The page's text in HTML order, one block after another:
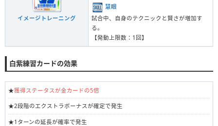
イメージトレーニング
慧眼
試合中、自身のテクニックと賢さが増加す
る。
【発動上限数：1回】
白紫練習カードの効果
★獲得ステータスが金カードの5倍
★2段階のエクストラボーナスが確定で発生
★1ターンの延長が確率で発生